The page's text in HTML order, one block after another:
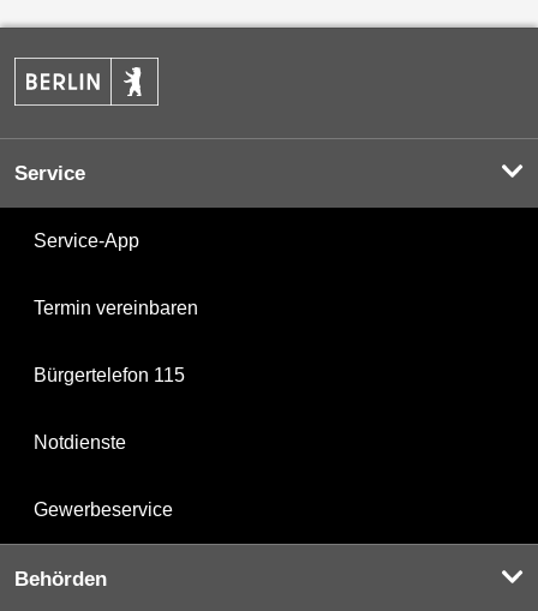
Service
Service-App
Termin vereinbaren
Bürgertelefon 115
Notdienste
Gewerbeservice
Behörden